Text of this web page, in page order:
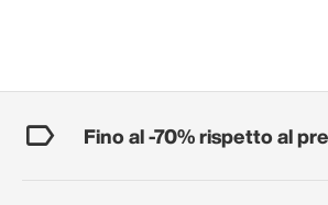
Fino al -70% rispetto al